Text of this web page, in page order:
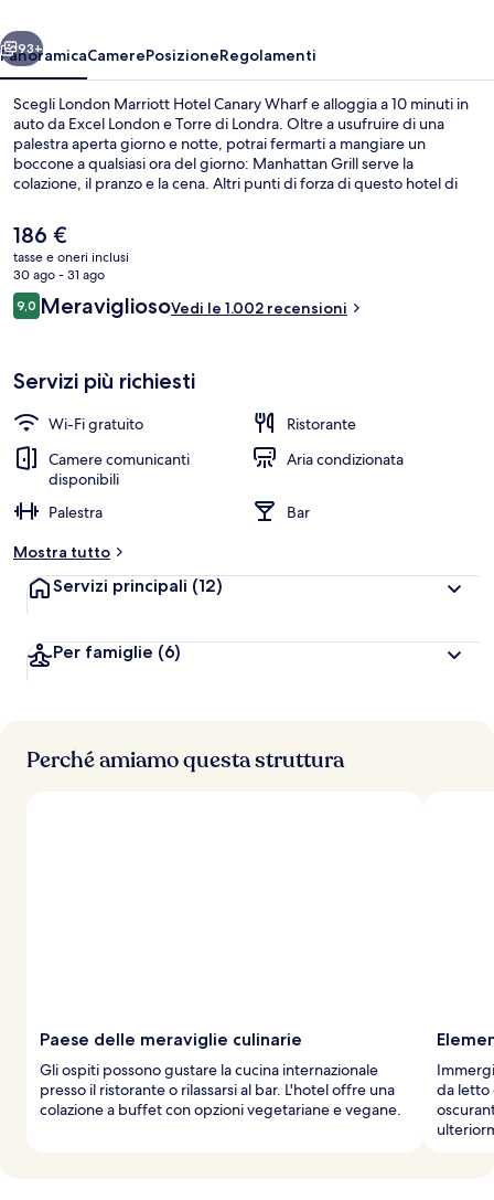
Avanti
93+
PanoramicaCamerePosizioneRegolamenti
Scegli London Marriott Hotel Canary Wharf e alloggia a 10 minuti in
auto da Excel London e Torre di Londra. Oltre a usufruire di una
palestra aperta giorno e notte, potrai fermarti a mangiare un
boccone a qualsiasi ora del giorno: Manhattan Grill serve la
colazione, il pranzo e la cena. Altri punti di forza di questo hotel di
viaggiatori menzionano il personale gentile e la posizione invidiabile.
La struttura è a pochi passi da Stazione di West India Quay, mentre
Stazione Elizabeth Line di Canary Wharf si trova a 5 min a piedi.
Il
prezzo
attuale
è
186 €
186 €
tasse e oneri inclusi
30 ago - 31 ago
Recensioni
9,09,0 su 10
MeravigliosoVedi le 1.002 recensioni
Servizi più richiesti
Wi-Fi gratuito
Ristorante
Camere comunicanti
disponibili
Aria condizionata
Palestra
Bar
Mostra tutto
Servizi principali (12)
Per famiglie (6)
Perché amiamo questa struttura
Paese delle meraviglie culinarie
Gli ospiti possono gustare la cucina internazionale
presso il ristorante o rilassarsi al bar. L'hotel offre una
colazione a buffet con opzioni vegetariane e vegane.
da letto